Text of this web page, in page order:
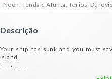
Noon, Tendak, Afunta, Terios,
Descrição
Your ship has sunk and you must
island.
Features: